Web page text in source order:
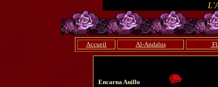
Accueil Al-Andalus
Encarna Anillo